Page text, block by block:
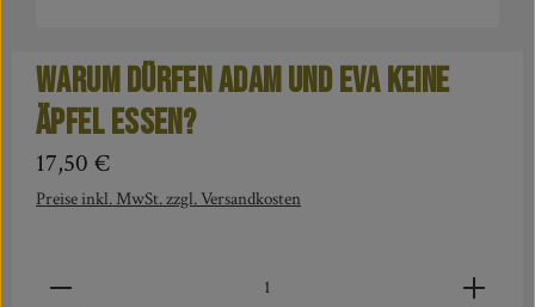
Warum dürfen Adam und Eva keine
Äpfel essen?
Regulärer Preis:
17,50 €
Preise inkl. MwSt. zzgl. Versandkosten
Produkt Anzahl: Gib den gewünschten Wert ein oder